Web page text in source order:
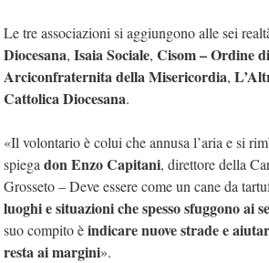
Le tre associazioni si aggiungono alle sei
Diocesana, Isaia Sociale, Cisom – Ordine
Arciconfraternita della Misericordia,
Cattolica Diocesana.
«Il volontario è colui che annusa l’aria e si
spiega don Enzo Capitani, direttore della
Grosseto – Deve essere come un cane da
luoghi e situazioni che spesso sfuggono ai
suo compito èindicare nuove strade e
resta ai margini».